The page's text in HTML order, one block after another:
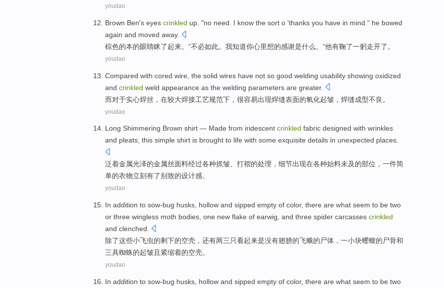
youdao
Brown Ben's eyes crinkled up . "no need I know the sort o 'thanks you have in mind ." he bowed
again and moved away.
棕色的本的眼睛眯了起来。“不必如此。 我知道你心里想的感谢是什么。”他有鞠了一躬走开了。
youdao
Compared with cored wire, the solid wires have not so good welding usability showing oxidized
and crinkled weld appearance as the welding parameters are greater.
而对于实心焊丝 ，在较大焊接工艺规范下， 很容易出现焊缝表面的氧化起皱，焊缝成型不良。
youdao
Long Shimmering Brown shirt — Made from iridescent crinkled fabric designed with wrinkles
and pleats, this simple shirt is brought to life with some exquisite details in unexpected places.
泛着金属光泽的金属丝面料经过各种抓皱、打褶的处理， 细节出现在各种始料未及的部位 ， 一件简
单的衣物立刻有了别致的设计感。
youdao
In addition to sow-bug husks, hollow and sipped empty of color, there are what seem to be two
or three wingless moth bodies , one new flake of earwig and three spider carcasses crinkled
and clenched
除了这些小飞虫的剩下的空壳 ， 还有两三只看起来是没有翅膀的飞蛾的尸体 ，一小块蠼螋的尸骨和
三具蜘蛛的起皱 且紧缩着的空壳。
youdao
In addition to sow-bug husks, hollow and sipped empty of color, there are what seem to be two